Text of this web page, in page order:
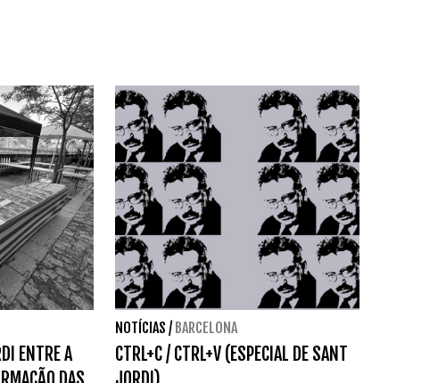
ENTRE A
NOTÍCIAS / BARCELONA
CTRL+C / CTRL+V (ESPECIAL DE SANT